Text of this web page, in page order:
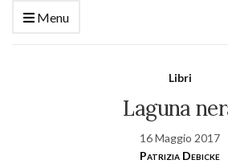
Menu
Libri
Laguna
16 Maggio 2017
Patrizia Debicke